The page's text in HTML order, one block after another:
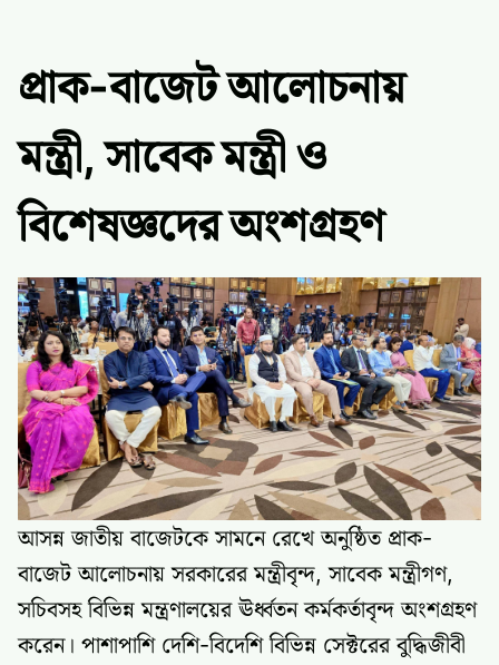
প্রাক-বাজেট আলোচনায়
মন্ত্রী, সাবেক মন্ত্রী ও
বিশেষজ্ঞদের অংশগ্রহণ
আসন্ন জাতীয় বাজেটকে সামনে রেখে অনুষ্ঠিত প্রাক-
বাজেট আলোচনায় সরকারের মন্ত্রীবৃন্দ, সাবেক মন্ত্রীগণ,
সচিবসহ বিভিন্ন মন্ত্রণালয়ের ঊর্ধ্বতন কর্মকর্তাবৃন্দ অংশগ্রহণ
করেন। পাশাপাশি দেশি-বিদেশি বিভিন্ন সেক্টরের বুদ্ধিজীবী